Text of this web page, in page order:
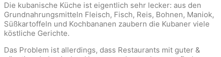
Die kubanische Küche ist eigentlich sehr lecker: aus den
Grundnahrungsmitteln Fleisch, Fisch, Reis, Bohnen, Maniok,
Süßkartoffeln und Kochbananen zaubern die Kubaner viele
köstliche Gerichte.
Das Problem ist allerdings, dass Restaurants mit guter &